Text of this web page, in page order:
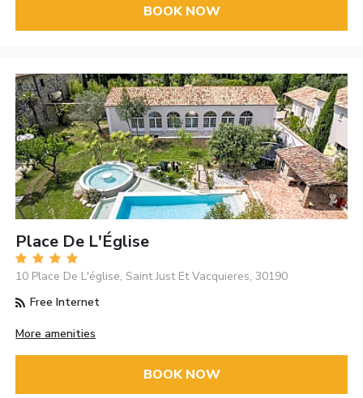
BOOK NOW
Place De L'Église
10 Place De L'église, Saint Just Et Vacquieres, 30190
Free Internet
More amenities
BOOK NOW